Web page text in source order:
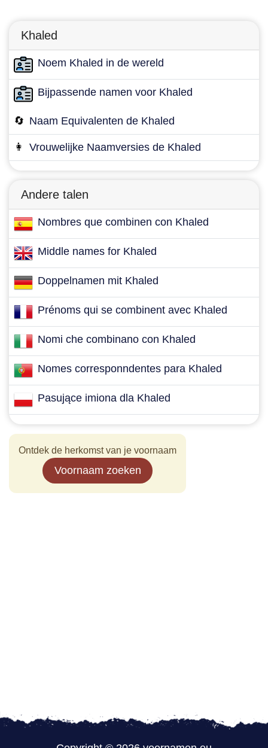
Khaled
Noem Khaled in de wereld
Bijpassende namen voor Khaled
🔄 Naam Equivalenten de Khaled
👩 Vrouwelijke Naamversies de Khaled
Andere talen
Nombres que combinen con Khaled
Middle names for Khaled
Doppelnamen mit Khaled
Prénoms qui se combinent avec Khaled
Nomi che combinano con Khaled
Nomes corresponndentes para Khaled
Pasujące imiona dla Khaled
Ontdek de herkomst van je voornaam
Voornaam zoeken